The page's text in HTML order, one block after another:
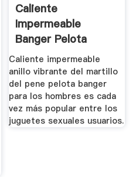
Caliente
Impermeable
Banger Pelota
Vibración Pene.
Caliente impermeable
anillo vibrante del martillo
del pene pelota banger
para los hombres es cada
vez más popular entre los
juguetes sexuales usuarios.